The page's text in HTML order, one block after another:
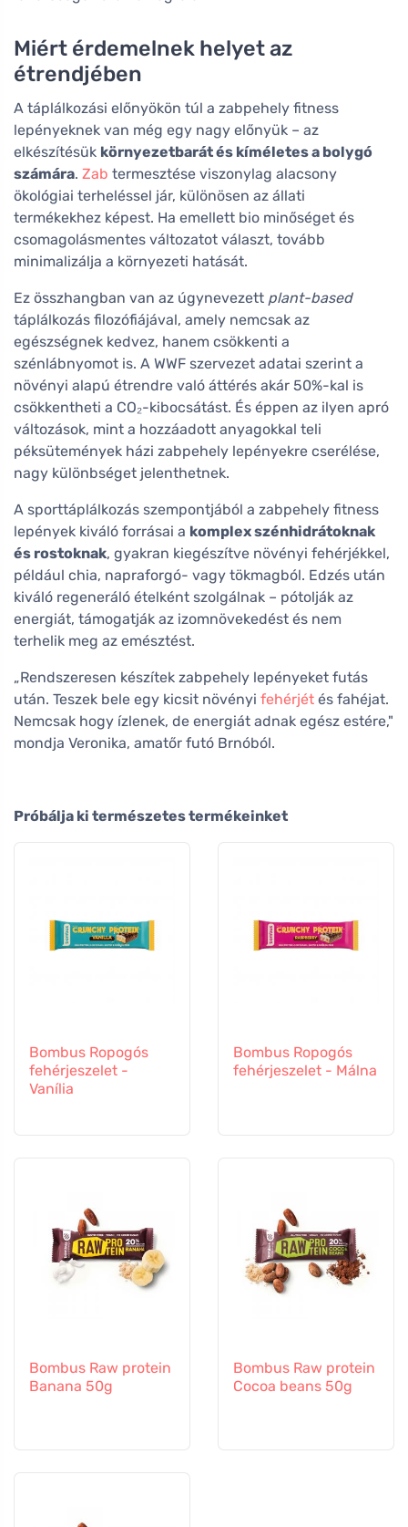
Miért érdemelnek helyet az
étrendjében
A táplálkozási előnyökön túl a zabpehely fitness
lepényeknek van még egy nagy előnyük – az
elkészítésük környezetbarát és kíméletes a bolygó
számára. Zab termesztése viszonylag alacsony
ökológiai terheléssel jár, különösen az állati
termékekhez képest. Ha emellett bio minőséget és
csomagolásmentes változatot választ, tovább
minimalizálja a környezeti hatását.
Ez összhangban van az úgynevezett plant-based
táplálkozás filozófiájával, amely nemcsak az
egészségnek kedvez, hanem csökkenti a
szénlábnyomot is. A WWF szervezet adatai szerint a
növényi alapú étrendre való áttérés akár 50%-kal is
csökkentheti a CO₂-kibocsátást. És éppen az ilyen apró
változások, mint a hozzáadott anyagokkal teli
péksütemények házi zabpehely lepényekre cserélése,
nagy különbséget jelenthetnek.
A sporttáplálkozás szempontjából a zabpehely fitness
lepények kiváló forrásai a komplex szénhidrátoknak
és rostoknak, gyakran kiegészítve növényi fehérjékkel,
például chia, napraforgó- vagy tökmagból. Edzés után
kiváló regeneráló ételként szolgálnak – pótolják az
energiát, támogatják az izomnövekedést és nem
terhelik meg az emésztést.
„Rendszeresen készítek zabpehely lepényeket futás
után. Teszek bele egy kicsit növényi fehérjét és fahéjat.
Nemcsak hogy ízlenek, de energiát adnak egész estére,"
mondja Veronika, amatőr futó Brnóból.
Próbálja ki természetes termékeinket
Bombus Ropogós
fehérjeszelet -
Vanília
Bombus Ropogós
fehérjeszelet - Málna
Bombus Raw protein
Banana 50g
Bombus Raw protein
Cocoa beans 50g